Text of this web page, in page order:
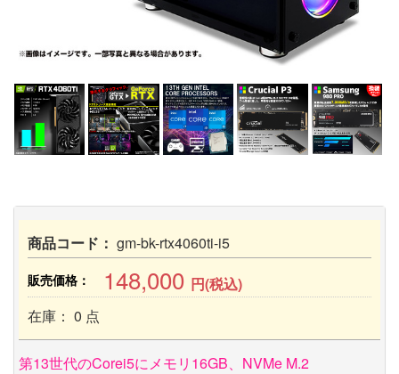
商品コード： gm-bk-rtx4060ti-i5
販売価格： 148,000 円(税込)
在庫： 0 点
第13世代のCorei5にメモリ16GB、NVMe M.2